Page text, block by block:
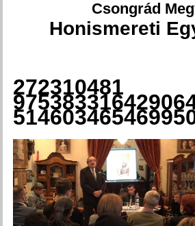
Csongrád
Honismereti
Jelenlegi hely
272310481